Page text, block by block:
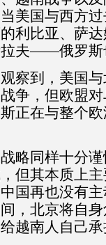
美国与西方
利比亚、萨
夫——俄罗
察到，美国
争，但欧盟
正在与整个
略同样十分
但其本质上
国再也没有
，北京将自
越南人自己承